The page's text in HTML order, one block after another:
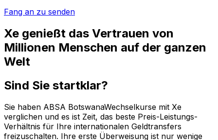
Fang an zu senden
Xe genießt das Vertrauen von
Millionen Menschen auf der ganzen
Welt
Sind Sie startklar?
Sie haben ABSA BotswanaWechselkurse mit Xe
verglichen und es ist Zeit, das beste Preis-Leistungs-
Verhältnis für Ihre internationalen Geldtransfers
freizuschalten. Ihre erste Überweisung ist nur wenige